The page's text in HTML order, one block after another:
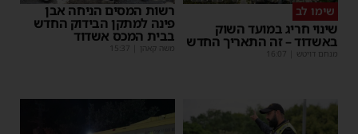
שימו לב
שינוי חריג במועד השוק
באשדוד – זה התאריך החדש
מנחם דויטש 16:07
רשות המסים הניחה אבן
פינה למתקן הבידוק החדש
בבית המכס אשדוד
משה קאהן 15:37